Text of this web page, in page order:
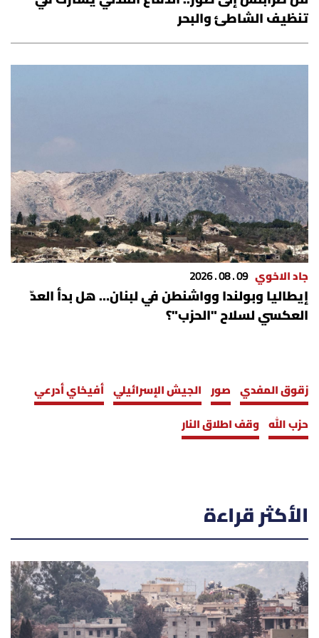
شروط الإشتراك
Digital solutions by
تنظيف الشاطئ والبحر
جاد الاخوي 09 . 08 . 2026
إيطاليا وبولندا وواشنطن في لبنان… هل بدأ العدّ
العكسي لسلاح "الحزب"؟
زقوق المفدي صور الجيش الإسرائيلي أفيخاي أدرعي
حزب الله وقف اطلاق النار
الأكثر قراءة